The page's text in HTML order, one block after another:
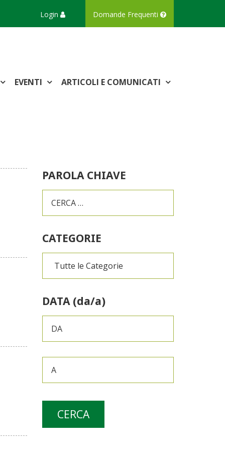
Login Domande Frequenti
EVENTI ARTICOLI E COMUNICATI
PAROLA CHIAVE
CATEGORIE
DATA (da/a)